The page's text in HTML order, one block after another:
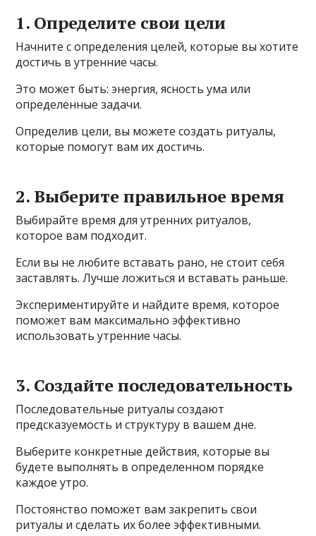
1. Определите свои цели
Начните с определения целей, которые вы хотите
достичь в утренние часы.
Это может быть: энергия, ясность ума или
определенные задачи.
Определив цели, вы можете создать ритуалы,
которые помогут вам их достичь.
2. Выберите правильное время
Выбирайте время для утренних ритуалов,
которое вам подходит.
Если вы не любите вставать рано, не стоит себя
заставлять. Лучше ложиться и вставать раньше.
Экспериментируйте и найдите время, которое
поможет вам максимально эффективно
использовать утренние часы.
3. Создайте последовательность
Последовательные ритуалы создают
предсказуемость и структуру в вашем дне.
Выберите конкретные действия, которые вы
будете выполнять в определенном порядке
каждое утро.
Постоянство поможет вам закрепить свои
ритуалы и сделать их более эффективными.